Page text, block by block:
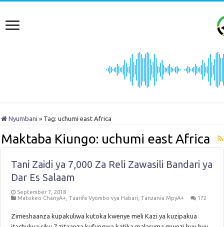
Nyumbani » Tag:uchumi east Africa
Maktaba Kiungo: uchumi east Africa
Tani Zaidi ya 7,000 Za Reli Zawasili Bandari ya
Dar Es Salaam
September 7, 2018
Matokeo ChanyA+ ,Taarifa Vyombo vya Habari ,Tanzania MpyA+ 172
Zimeshaanza kupakuliwa kutoka kwenye meli Kazi ya kuzipakua